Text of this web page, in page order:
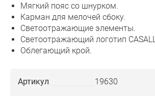
Мягкий пояс со шнурком.
Карман для мелочей сбоку.
Светоотражающие элементы.
Светоотражающий логотип
Облегающий крой.
Артикул
19630